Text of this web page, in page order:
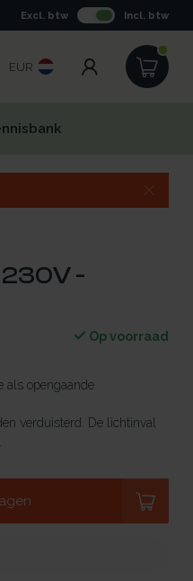
Excl. btw Incl. btw
EUR
-
Op voorraad
als opengaande
verduisterd. De lichtinval